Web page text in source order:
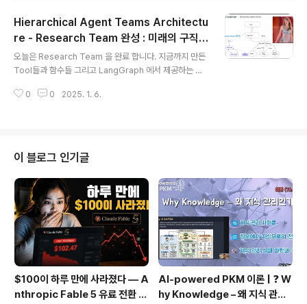
다. 전문성을 갖춘 Agent Team 을 많이 만들어 놓으면
각 프로젝트의 목적에 맞게 적당한 Agent Team 들을 Im
port 해서 프로젝트를 수행하도록 할 수도 있습니다. 1인
기업도 가능하시만 제 생각에는 현재 기업을 구성하고 있
는 각 팀에서 일하는 사람들을 Support 하는 역할이 더 먼
저 진행될 거라고 ..
Hierarchical Agent Teams Architectu
re - Research Team 완성 : 미래의 구직은
내가 만든 AI Agent로 할 겁니다.
오늘은 Research Team 을 완료 합니다. 지금까지 만든
Tool들과 함수들 그리고 LangGraph 에서 제공하는 모
들고 Supervisor Architecture 로 구성된 Team 을 만
ch Team 도 독립적으로 User 를 응대 할 수 있습니
다. 미래의 구직은 사람이 하지 않을 겁니다. 내가 특정 Ta
sk 에 경쟁력 있는 AI Agent를 만들고 그 Agent를 취직
시키면 앉아서 돈을 버는 시대가 올겁니다. 이번 비디..
0 0 2025. 1. 6.
이 블로그 인기글
$100이 하루 만에 사라졌다 — A
nthropic Fable 5 유료 전환 사
AI-powered PKM 이론 | ❓ W
hy Knowledge – 왜 지식 관리